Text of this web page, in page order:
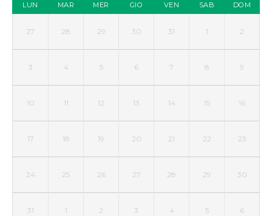
LUN MAR MER GIO VEN SAB DOM
27 28 29 30 31 1 2
3 4 5 6 7 8 9
10 11 12 13 14 15 16
17 18 19 20 21 22 23
24 25 26 27 28 29 30
31 1 2 3 4 5 6